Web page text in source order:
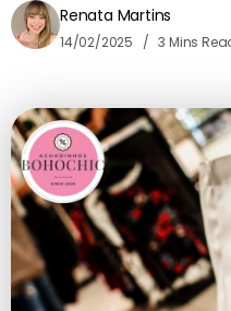
Renata Martins
14/02/2025 3 Mins